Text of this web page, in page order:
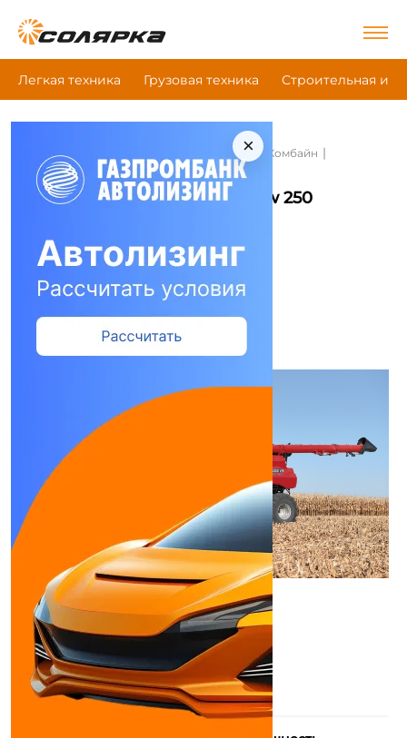
Легкая техника Грузовая техника Строительная и
×
Главная Сельскохозяйственная техника | Комбайн |
Case Ih Axial-Flow 250
Комбайн Case Ih Axial-Flow 250